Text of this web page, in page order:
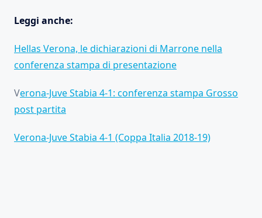
Leggi anche:
Hellas Verona, le dichiarazioni di Marrone nella
conferenza stampa di presentazione
Verona-Juve Stabia 4-1: conferenza stampa Grosso
post partita
Verona-Juve Stabia 4-1 (Coppa Italia 2018-19)